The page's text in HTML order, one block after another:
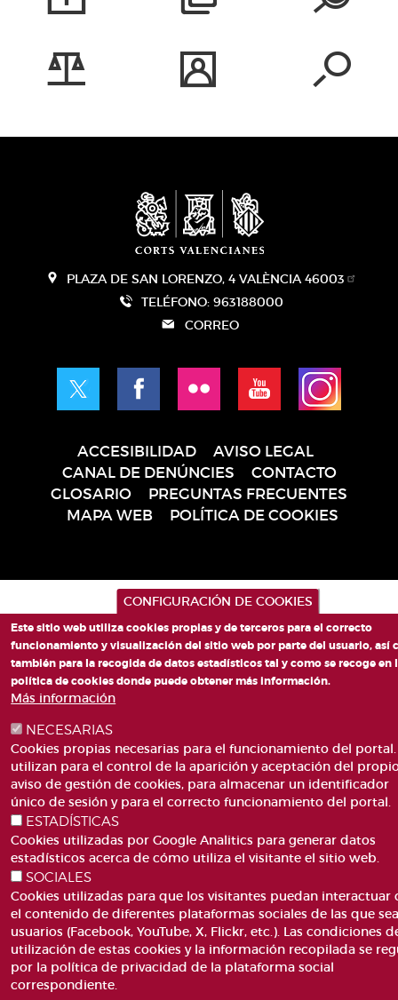
PLAZA DE SAN LORENZO, 4 VALÈNCIA 46003
TELÉFONO: 963188000
CORREO
página
ACCESIBILIDAD
AVISO LEGAL
CANAL DE DENÚNCIES
CONTACTO
GLOSARIO
PREGUNTAS FRECUENTES
MAPA WEB
POLÍTICA DE COOKIES
CONFIGURACIÓN DE COOKIES
Este sitio web utiliza cookies propias y de terceros para el correcto
funcionamiento y visualización del sitio web por parte del usuario, así
también para la recogida de datos estadísticos tal y como se recoge en
política de cookies donde puede obtener más información.
Más información
NECESARIAS
Cookies propias necesarias para el funcionamiento del portal.
utilizan para el control de la aparición y aceptación del
aviso de gestión de cookies, para almacenar un identificador
único de sesión y para el correcto funcionamiento del portal.
ESTADÍSTICAS
Cookies utilizadas por Google Analitics para generar datos
estadísticos acerca de cómo utiliza el visitante el sitio web.
SOCIALES
Cookies utilizadas para que los visitantes puedan interactuar
el contenido de diferentes plataformas sociales de las que
usuarios (Facebook, YouTube, X, Flickr, etc.). Las condiciones
utilización de estas cookies y la información recopilada se
por la política de privacidad de la plataforma social
correspondiente.